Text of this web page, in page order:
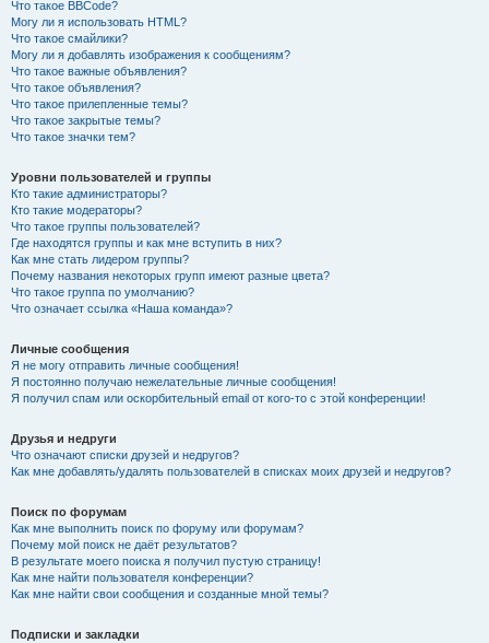
Что такое BBCode?
Могу ли я использовать HTML?
Что такое смайлики?
Могу ли я добавлять изображения к сообщениям?
Что такое важные объявления?
Что такое объявления?
Что такое прилепленные темы?
Что такое закрытые темы?
Что такое значки тем?
Уровни пользователей и группы
Кто такие администраторы?
Кто такие модераторы?
Что такое группы пользователей?
Где находятся группы и как мне вступить в них?
Как мне стать лидером группы?
Почему названия некоторых групп имеют разные цвета?
Что такое группа по умолчанию?
Что означает ссылка «Наша команда»?
Личные сообщения
Я не могу отправить личные сообщения!
Я постоянно получаю нежелательные личные сообщения!
Я получил спам или оскорбительный email от кого-то с этой конференции!
Друзья и недруги
Что означают списки друзей и недругов?
Как мне добавлять/удалять пользователей в списках моих друзей и недругов?
Поиск по форумам
Как мне выполнить поиск по форуму или форумам?
Почему мой поиск не даёт результатов?
В результате моего поиска я получил пустую страницу!
Как мне найти пользователя конференции?
Как мне найти свои сообщения и созданные мной темы?
Подписки и закладки